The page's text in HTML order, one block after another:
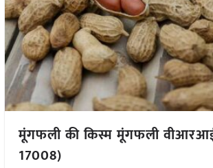
मूंगफली की किस्म मूंगफली
17008)